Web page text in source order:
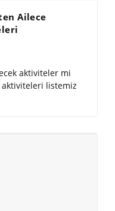
Ailece
aktiviteler mi
aktiviteleri listemiz